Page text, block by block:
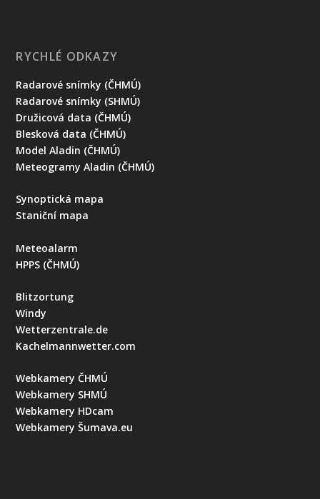
RYCHLÉ ODKAZY
Radarové snímky (ČHMÚ)
Radarové snímky (SHMÚ)
Družicová data (ČHMÚ)
Blesková data (ČHMÚ)
Model Aladin (ČHMÚ)
Meteogramy Aladin (ČHMÚ)
Synoptická mapa
Staniční mapa
Meteoalarm
HPPS (ČHMÚ)
Blitzortung
Windy
Wetterzentrale.de
Kachelmannwetter.com
Webkamery ČHMÚ
Webkamery SHMÚ
Webkamery HDcam
Webkamery Šumava.eu